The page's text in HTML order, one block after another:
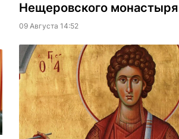
Нещеровского монастыря
09 Августа 14:52